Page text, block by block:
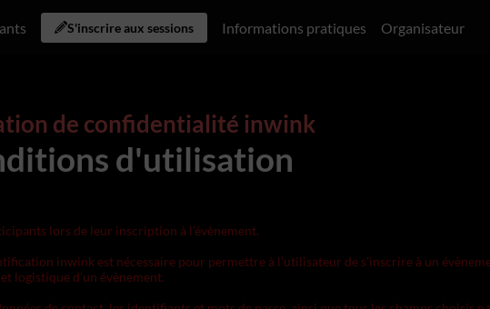
S'inscrire aux sessions Informations pratiques Organisateur
de confidentialité inwink
d'utilisation
lors de leur inscription à l’évènement.
inwink est nécessaire pour permettre à l’utilisateur de s’inscrire à un
logistique d’un évènement.